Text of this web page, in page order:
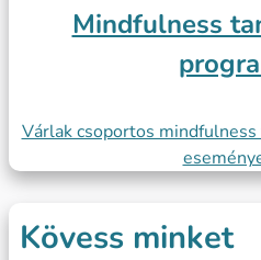
Mindfulness
Várlak csoportos
Kövess minket